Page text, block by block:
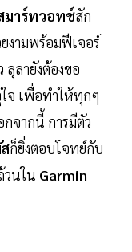
มาร์ทวอทช์สัก
ามพร้อมฟีเจอร์
ลายังต้องขอ
จ เพื่อทำให้ทุกๆ
จากนี้ การมีตัว
ก็ยิ่งตอบโจทย์กับ
วนใน Garmin